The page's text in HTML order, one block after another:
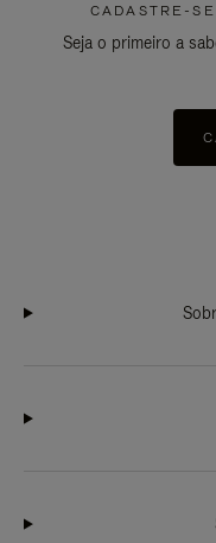
CADASTRE-
Seja o primeiro a